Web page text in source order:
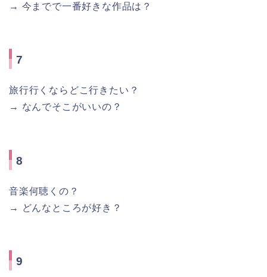
→ 今までで一番好きな作品は？
7
旅行行くならどこ行きたい？
→ なんでそこがいいの？
8
音楽何聴くの？
→ どんなところが好き？
9